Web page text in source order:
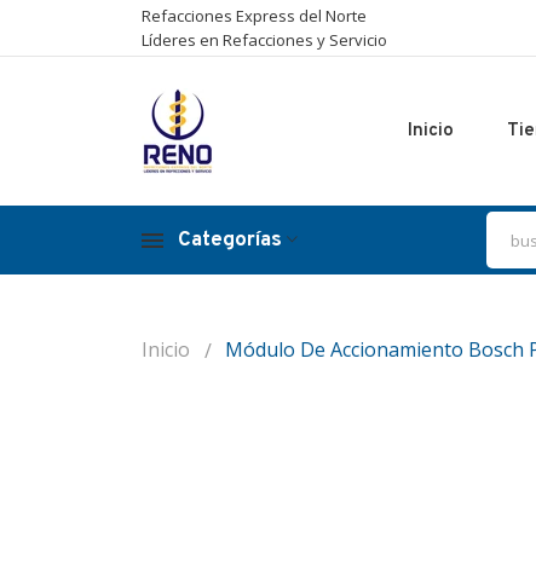
Refacciones Express del Norte
Líderes en Refacciones y Servicio
Inicio
Categorías
Inicio Módulo De Accionamiento Bosch